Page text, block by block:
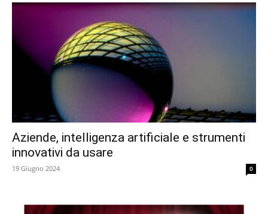
Aziende, intelligenza artificiale e strumenti
innovativi da usare
19 Giugno 2024 0